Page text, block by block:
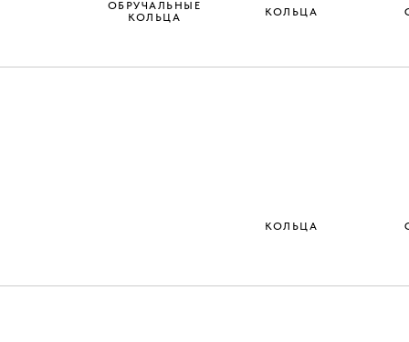
ОБРУЧАЛЬНЫЕ
КОЛЬЦА
КОЛЬЦА
КОЛЬЦА